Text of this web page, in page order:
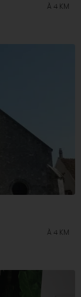
À 4 KM
À 4 KM